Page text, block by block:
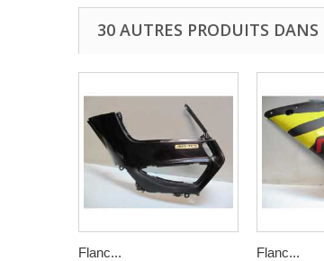
30 AUTRES PRODUITS
Flanc... Flanc...